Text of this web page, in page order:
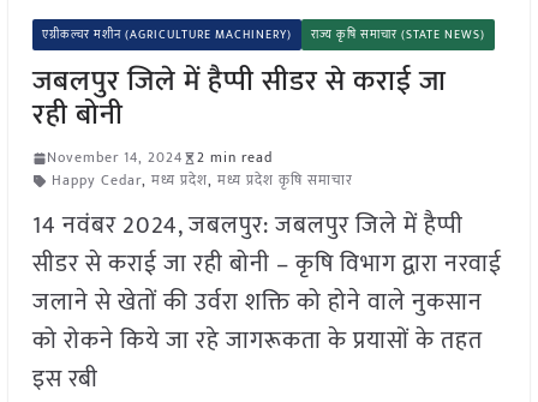
एग्रीकल्चर मशीन (AGRICULTURE MACHINERY) राज्य कृषि समाचार (STATE NEWS)
जबलपुर जिले में हैप्पी सीडर से कराई जा
रही बोनी
November 14, 2024
2 min read
Happy Cedar, मध्य प्रदेश, मध्य प्रदेश कृषि समाचार
14 नवंबर 2024, जबलपुर: जबलपुर जिले में हैप्पी
सीडर से कराई जा रही बोनी – कृषि विभाग द्वारा नरवाई
जलाने से खेतों की उर्वरा शक्ति को होने वाले नुकसान
को रोकने किये जा रहे जागरूकता के प्रयासों के तहत
इस रबी